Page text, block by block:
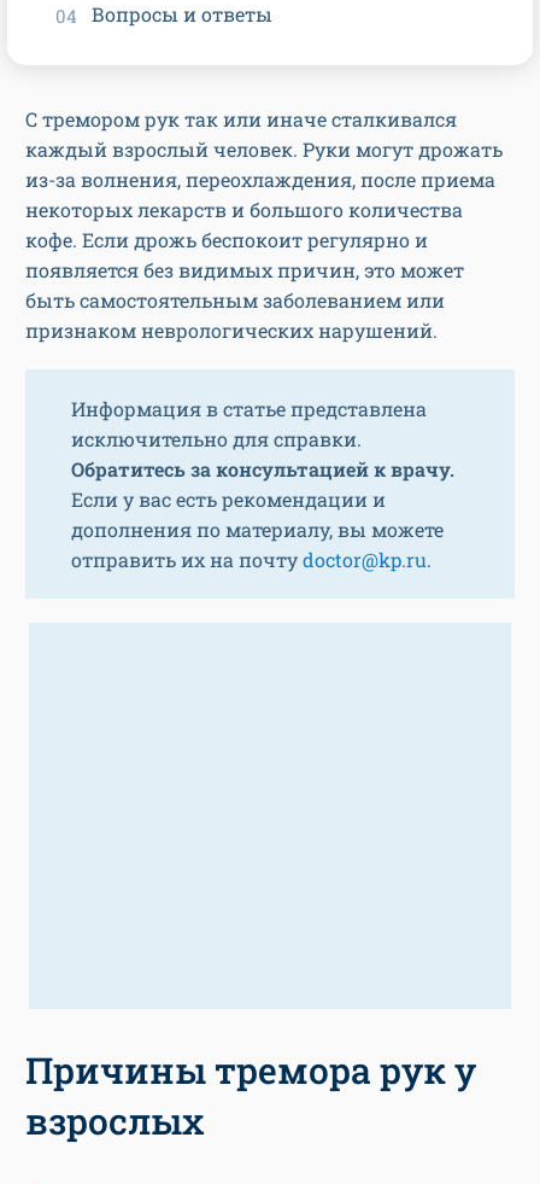
С тремором рук так или иначе сталкивался
каждый взрослый человек. Руки могут дрожать
из-за волнения, переохлаждения, после приема
некоторых лекарств и большого количества
кофе. Если дрожь беспокоит регулярно и
появляется без видимых причин, это может
быть самостоятельным заболеванием или
признаком неврологических нарушений.
Информация в статье представлена
исключительно для справки.
Обратитесь за консультацией к врачу.
Если у вас есть рекомендации и
дополнения по материалу, вы можете
отправить их на почтуdoctor@kp.ru.
Причины тремора рук у
взрослых
Вопросы и ответы